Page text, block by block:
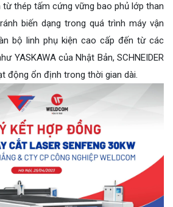
từ thép tấm cứng vững bao phủ lớp than
biến dạng trong quá trình máy vận
bộ linh phụ kiện cao cấp đến từ các
YASKAWA của Nhật Bản, SCHNEIDER
động ổn định trong thời gian dài.